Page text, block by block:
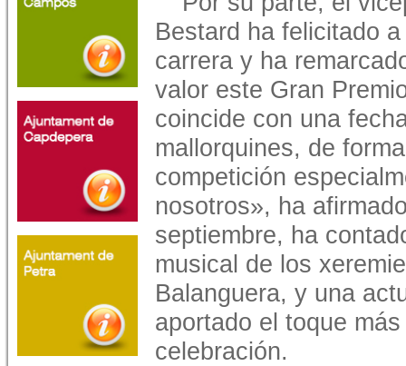
Bestard ha felicitado
carrera y ha
valor este Gran
coincide con una
mallorquines, de
competición
nosotros», ha
septiembre, ha
musical de los
Balanguera, y una
aportado el toque
celebración.